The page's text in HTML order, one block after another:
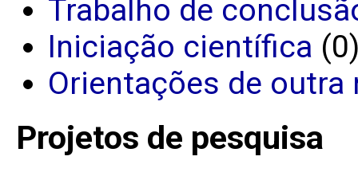
Trabalho de
Iniciação científica
Orientações de outra
Projetos de pesquisa